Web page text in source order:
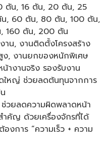
ตัน, 16 ตัน, 20 ตัน, 25
, 60 ตัน, 80 ตัน, 100 ตัน,
160 ตัน, 200 ตัน
าน, งานติดตั้งโครงสร้าง
ง, งานยกของหนักพิเศษ
างานจริง รองรับงาน
ใหญ่ ช่วยลดต้นทุนจากการ
วยลดความผิดพลาดหน้า
ำคัญ ด้วยเครื่องจักรที่ได้
งการ “ความเร็ว + ความ